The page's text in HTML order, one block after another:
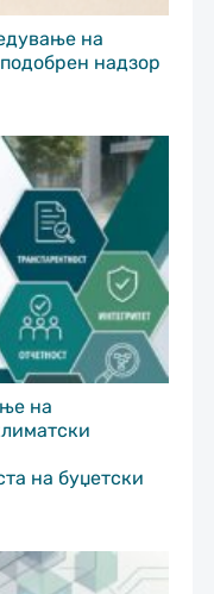
на
надзор
на
на буџетски